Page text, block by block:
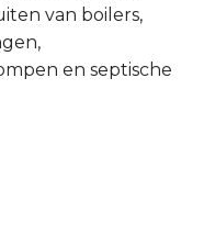
van boilers,
en septische